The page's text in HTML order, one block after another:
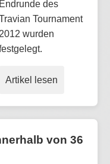
Endrunde des
Tournament
2012 wurden
Artikel lesen
von 36